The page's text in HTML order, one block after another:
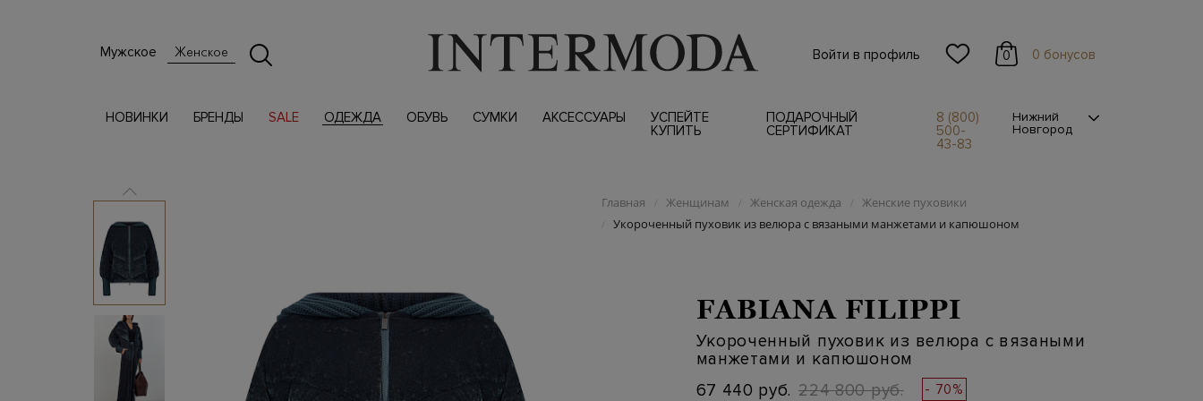
Мужское Женское Войти в профиль 0 0 бонусов
НОВИНКИ БРЕНДЫ SALE ОДЕЖДА ОБУВЬ СУМКИ АКСЕССУАРЫ
УСПЕЙТЕ
КУПИТЬ
ПОДАРОЧНЫЙ
СЕРТИФИКАТ
8 (800)
500-
43-83
Нижний
Новгород
Главная / Женщинам / Женская одежда / Женские пуховики
/ Укороченный пуховик из велюра с вязаными манжетами и капюшоном
FABIANA FILIPPI
Укороченный пуховик из велюра с вязаными
манжетами и капюшоном
67 440 руб. 224 800 руб. - 70%